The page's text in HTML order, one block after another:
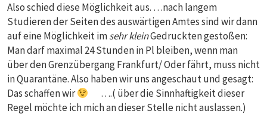
Also schied diese Möglichkeit aus. …nach langem
Studieren der Seiten des auswärtigen Amtes sind wir dann
auf eine Möglichkeit imsehr kleinGedruckten gestoßen:
Man darf maximal 24 Stunden in Pl bleiben, wenn man
über den Grenzübergang Frankfurt/ Oder fährt, muss nicht
in Quarantäne. Also haben wir uns angeschaut und gesagt:
Das schaffen wir
….( über die Sinnhaftigkeit dieser
Regel möchte ich mich an dieser Stelle nicht auslassen.)